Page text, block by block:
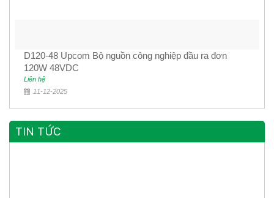
D120-48 Upcom Bộ nguồn công nghiệp đầu ra đơn
120W 48VDC
Liên hệ
11-12-2025
TIN TỨC